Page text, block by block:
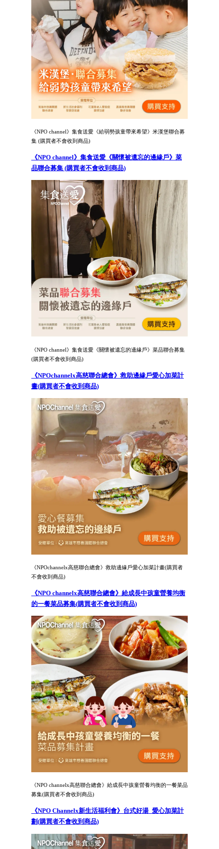
《NPO channel》集食送愛《給弱勢孩童帶來希望》米漢堡聯合募
集 (購買者不會收到商品)
《NPO channel》集食送愛《關懷被遺忘的邊緣戶》菜
品聯合募集 (購買者不會收到商品)
《NPO channel》集食送愛《關懷被遺忘的邊緣戶》菜品聯合募集
(購買者不會收到商品)
《NPOchannelx高慈聯合總會》救助邊緣戶愛心加菜計
畫(購買者不會收到商品)
《NPOchannelx高慈聯合總會》救助邊緣戶愛心加菜計畫(購買者
不會收到商品)
《NPO channelx高慈聯合總會》給成長中孩童營養均衡
的一餐菜品募集(購買者不會收到商品)
《NPO channelx高慈聯合總會》給成長中孩童營養均衡的一餐菜品
募集(購買者不會收到商品)
《NPO Channelx新生活福利會》台式好湯_愛心加菜計
劃(購買者不會收到商品)